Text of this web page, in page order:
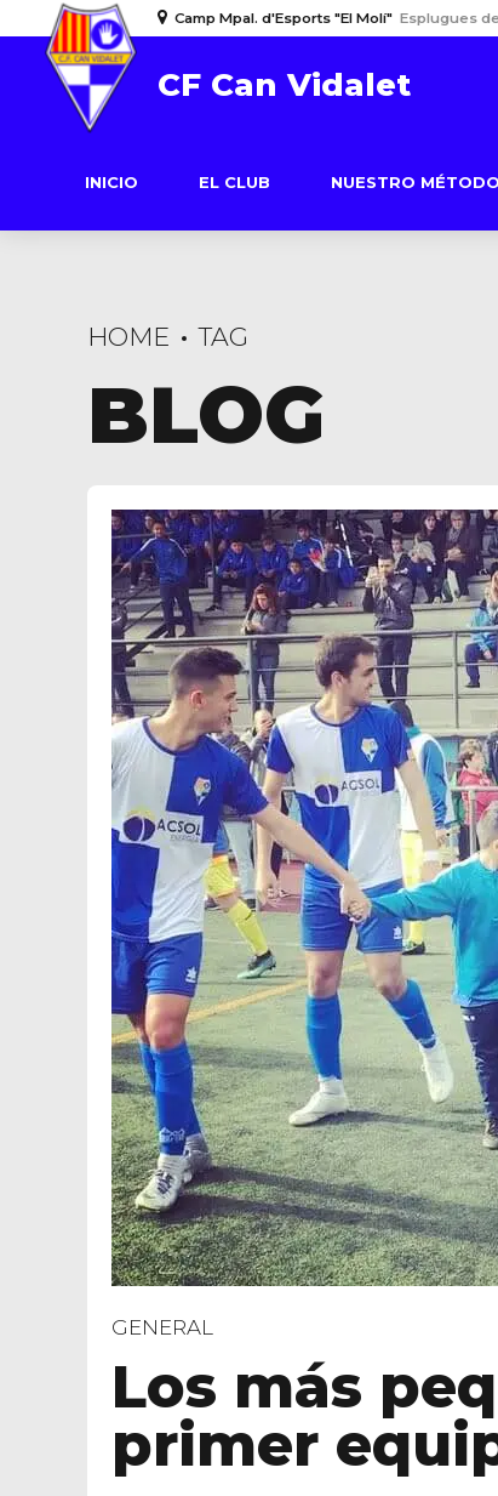
Camp Mpal. d'Esports "El Molí" Esplugues
CF Can Vidalet
INICIO EL CLUB NUESTRO MÉTODO
HOME TAG
BLOG
GENERAL
Los más
primer